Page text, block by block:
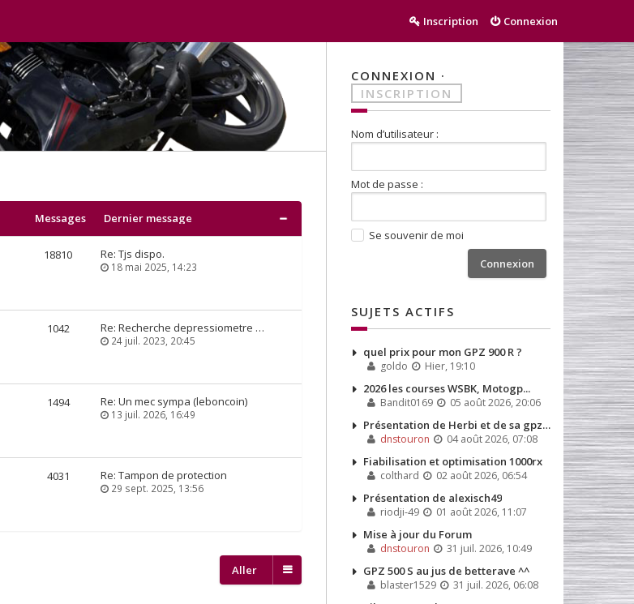
Connexion
Inscription
Messages Dernier message
18810 Re: Tjs dispo.
18 mai 2025, 14:23
1042 Re: Recherche depressiometre …
24 juil. 2023, 20:45
1494 Re: Un mec sympa (leboncoin)
13 juil. 2026, 16:49
4031 Re: Tampon de protection
29 sept. 2025, 13:56
Aller
CONNEXION ·
INSCRIPTION
Nom d’utilisateur :
Mot de passe :
Se souvenir de moi
SUJETS ACTIFS
quel prix pour mon GPZ 900 R ?
goldo Hier, 19:10
2026 les courses WSBK, Motogp...
Bandit0169 05 août 2026, 20:06
Présentation de Herbi et de sa gpz 500s de 1991
dnstouron 04 août 2026, 07:08
Fiabilisation et optimisation 1000rx
colthard 02 août 2026, 06:54
Présentation de alexisch49
riodji-49 01 août 2026, 11:07
Mise à jour du Forum
dnstouron 31 juil. 2026, 10:49
GPZ 500 S au jus de betterave ^^
blaster1529 31 juil. 2026, 06:08